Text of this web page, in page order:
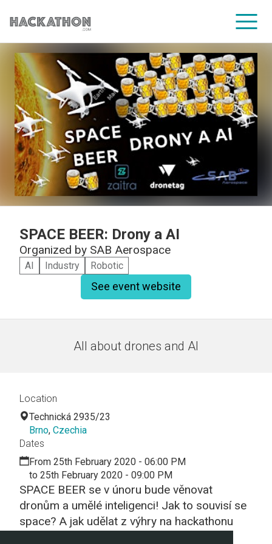
CORPORATE SERVICES
SPACE BEER: Drony a AI
Organized by SAB Aerospace
AI Industry Robotic
See event website
All about drones and AI
SPACE BEER se v únoru bude věnovat
dronům a umělé inteligenci! Jak to souvisí se
space? A jak udělat z výhry na hackathonu
Location
Technická 2935/23
Brno, Czechia
Dates
From 25th February 2020 - 06:00 PM
to 25th February 2020 - 09:00 PM